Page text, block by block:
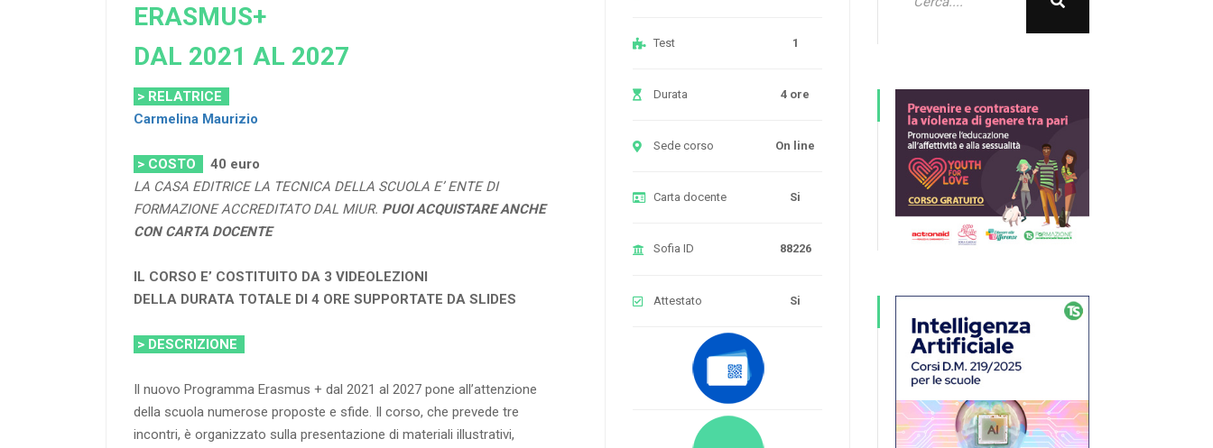
ERASMUS+
DAL 2021 AL 2027
> RELATRICE
Carmelina Maurizio
> COSTO
40 euro
LA CASA EDITRICE LA TECNICA DELLA SCUOLA E’ ENTE DI
FORMAZIONE ACCREDITATO DAL MIUR. PUOI ACQUISTARE ANCHE
CON CARTA DOCENTE
IL CORSO E’ COSTITUITO DA 3 VIDEOLEZIONI
DELLA DURATA TOTALE DI 4 ORE SUPPORTATE DA SLIDES
> DESCRIZIONE
Il nuovo Programma Erasmus + dal 2021 al 2027 pone all’attenzione
della scuola numerose proposte e sfide. Il corso, che prevede tre
incontri, è organizzato sulla presentazione di materiali illustrativi,
Test 1
Durata 4 ore
Sede corso On line
Carta docente Si
Sofia ID 88226
Attestato Si